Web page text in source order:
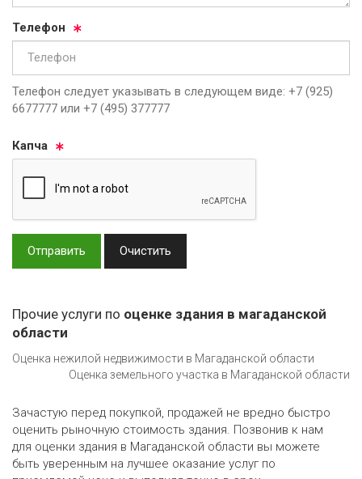
Те­ле­фон
Телефон следует указывать в следующем виде: +7 (925)
6677777 или +7 (495) 377777
Кап­ча
Отправить Очистить
Прочие услуги по оценке здания в магаданской
области
Оценка нежилой недвижимости в Магаданской области
Оценка земельного участка в Магаданской области
Зачастую перед покупкой, продажей не вредно быстро
оценить рыночную стоимость здания. Позвонив к нам
для оценки здания в Магаданской области вы можете
быть уверенным на лучшее оказание услуг по